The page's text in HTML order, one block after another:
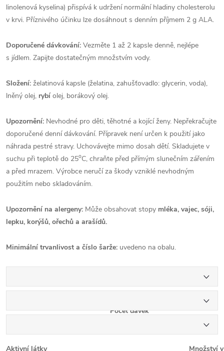
linolenová kyselina) přispívá k udržení normální hladiny cholesterolu
v krvi. Příznivého účinku lze dosáhnout s denním příjmem 2 g ALA.
Doporučené dávkování: Vezměte 1 až 2 kapsle denně, nejlépe
s jídlem. Zapijte dostatečným množstvím vody.
Složení: želatinová kapsle (želatina, zahušťovadlo: glycerin, voda),
lněný olej, rybí olej, borákový olej.
Upozornění: Nevhodné pro děti, těhotné a kojící ženy. Nepřekračujte
doporučené denní dávkování. Přípravek není určen k použití jako
náhrada pestré stravy. Uchovávejte mimo dosah dětí. Skladujete v
suchu při teplotě do 25oC, chraňte před přímým slunečním zářením
a před mrazem. Výrobce neručí za škody vzniklé nevhodným
použitím nebo skladováním.
Upozornění na alergeny: Může obsahovat stopy mléka, vajec, sóji,
lepku, korýšů, ořechů a arašídů.
Minimální trvanlivost a číslo šarže: uvedeno na obalu.
Počet dávek
Aktivní látky Množství